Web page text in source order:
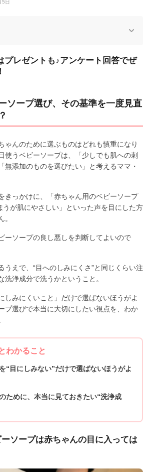
5日
プレゼントも♪アンケート回答でぜ
ソープ選び、その基準を一度見直
ゃんのために選ぶものはどれも慎重になり
使うベビーソープは、「少しでも肌への刺
無添加のものを選びたい」と考えるママ・
きっかけに、「赤ちゃん用のベビーソープ
うが肌にやさしい」といった声を目にした方
。
ーソープの良し悪しを判断してよいので
うえで、“目へのしみにくさ”と同じくらい注
洗浄成分で洗うかということ。
しみにくいこと」だけで選ばないほうがよ
プ選びで本当に大切にしたい視点を、わか
わかること
“目にしみない”だけで選ばないほうがよ
ために、本当に見ておきたい“洗浄成
ソープは赤ちゃんの目に入っては